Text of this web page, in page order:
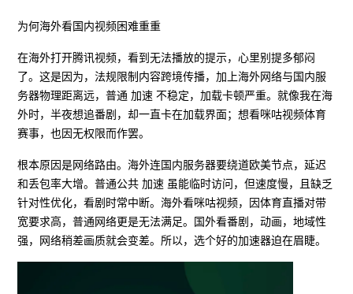
为何海外看国内视频困难重重
在海外打开腾讯视频，看到无法播放的提示，心里别提多郁闷
了。这是因为，法规限制内容跨境传播，加上海外网络与国内服
务器物理距离远，普通 加速 不稳定，加载卡顿严重。就像我在海
外时，半夜想追番剧，却一直卡在加载界面；想看咪咕视频体育
赛事，也因无权限而作罢。
根本原因是网络路由。海外连国内服务器要绕道欧美节点，延迟
和丢包率大增。普通公共 加速 虽能临时访问，但速度慢，且缺乏
针对性优化，看剧时常中断。海外看咪咕视频，因体育直播对带
宽要求高，普通网络更是无法满足。国外看番剧，动画，地域性
强，网络稍差画质就会变差。所以，选个好的加速器迫在眉睫。